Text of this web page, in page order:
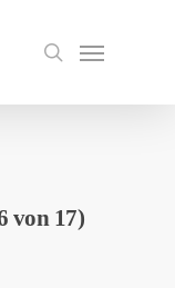
search
Menu
von 17)